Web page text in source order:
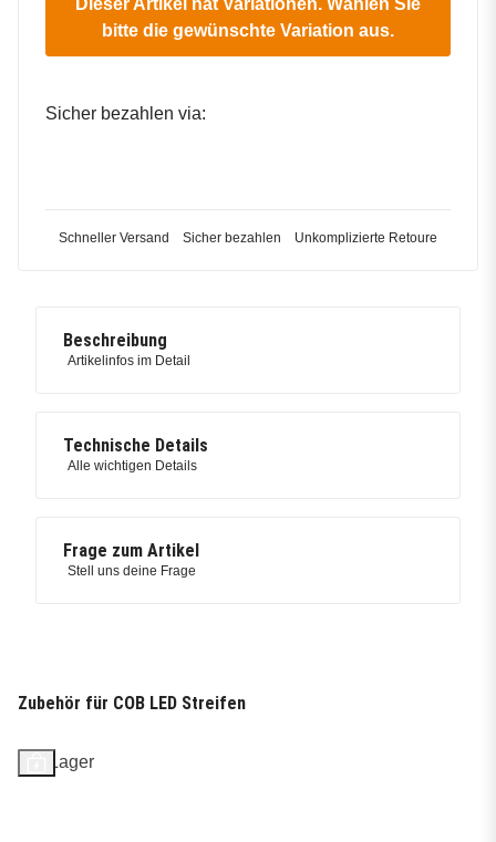
Dieser Artikel hat Variationen. Wählen Sie
bitte die gewünschte Variation aus.
Sicher bezahlen via:
Schneller Versand Sicher bezahlen Unkomplizierte Retoure
Beschreibung
Artikelinfos im Detail
Technische Details
Alle wichtigen Details
Frage zum Artikel
Stell uns deine Frage
Zubehör für COB LED Streifen
Auf Lager